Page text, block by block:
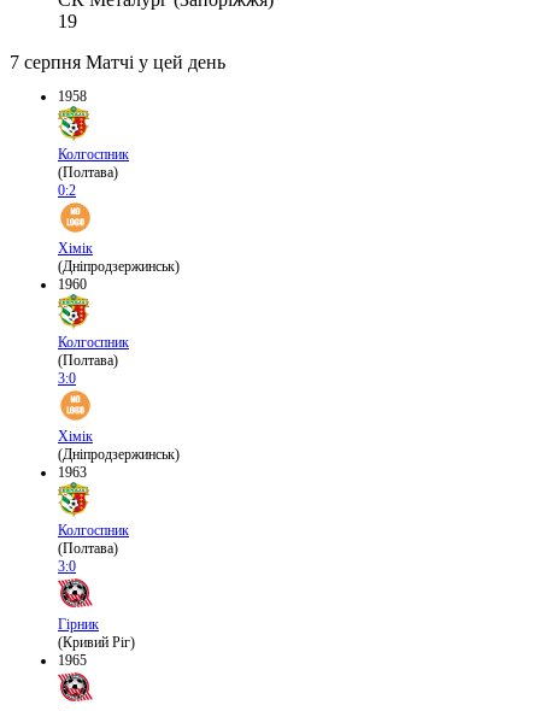
19
7 серпня Матчі у цей день
1958
Колгоспник
(Полтава)
0:2
Хімік
(Дніпродзержинськ)
1960
Колгоспник
(Полтава)
3:0
Хімік
(Дніпродзержинськ)
1963
Колгоспник
(Полтава)
3:0
Гірник
(Кривий Ріг)
1965